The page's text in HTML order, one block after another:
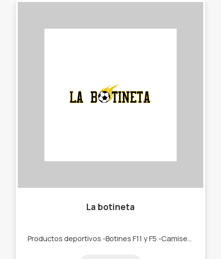
La botineta